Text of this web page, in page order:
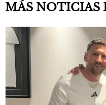
MÁS NOTICIAS